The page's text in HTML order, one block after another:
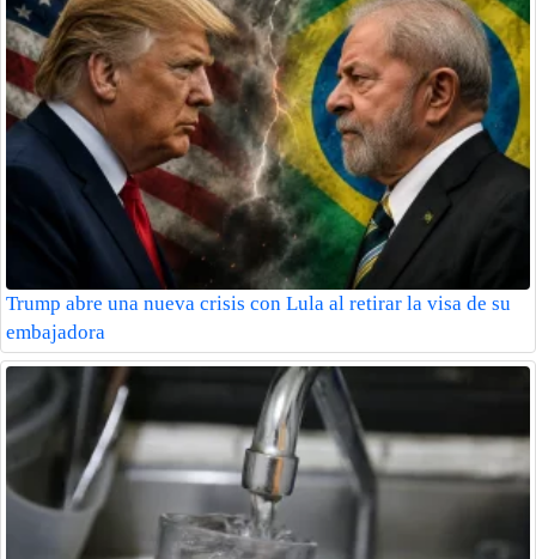
Trump abre una nueva crisis con Lula al retirar la visa de su
embajadora